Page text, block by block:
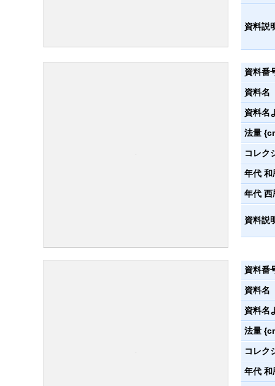
資料説
資料番
資料名
資料名
法量
コレク
年代 和
年代 西
資料説
資料番
資料名
資料名
法量
コレク
年代 和